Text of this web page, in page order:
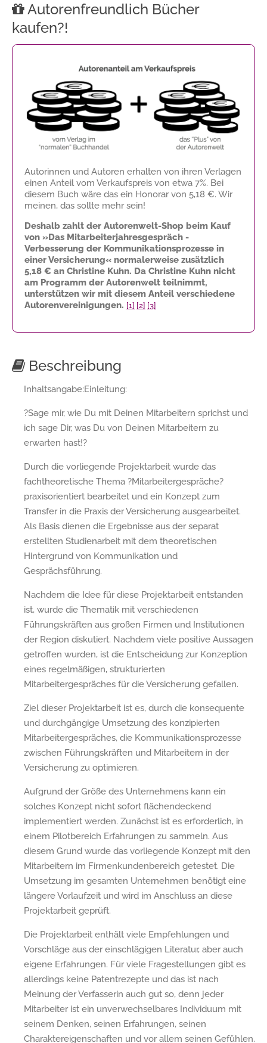
Autorenfreundlich Bücher
kaufen?!
Autorinnen und Autoren erhalten von ihren Verlagen
einen Anteil vom Verkaufspreis von etwa 7%. Bei
diesem Buch wäre das ein Honorar von 5,18 €. Wir
meinen, das sollte mehr sein!
Deshalb zahlt der Autorenwelt-Shop beim Kauf
von »Das Mitarbeiterjahresgespräch -
Verbesserung der Kommunikationsprozesse in
einer Versicherung« normalerweise zusätzlich
5,18 € an Christine Kuhn. Da Christine Kuhn nicht
am Programm der Autorenwelt teilnimmt,
unterstützen wir mit diesem Anteil verschiedene
Autorenvereinigungen. [1] [2] [3]
Beschreibung
Inhaltsangabe:Einleitung:
?Sage mir, wie Du mit Deinen Mitarbeitern sprichst und
ich sage Dir, was Du von Deinen Mitarbeitern zu
erwarten hast!?
Durch die vorliegende Projektarbeit wurde das
fachtheoretische Thema ?Mitarbeitergespräche?
praxisorientiert bearbeitet und ein Konzept zum
Transfer in die Praxis der Versicherung ausgearbeitet.
Als Basis dienen die Ergebnisse aus der separat
erstellten Studienarbeit mit dem theoretischen
Hintergrund von Kommunikation und
Gesprächsführung.
Nachdem die Idee für diese Projektarbeit entstanden
ist, wurde die Thematik mit verschiedenen
Führungskräften aus großen Firmen und Institutionen
der Region diskutiert. Nachdem viele positive Aussagen
getroffen wurden, ist die Entscheidung zur Konzeption
eines regelmäßigen, strukturierten
Mitarbeitergespräches für die Versicherung gefallen.
Ziel dieser Projektarbeit ist es, durch die konsequente
und durchgängige Umsetzung des konzipierten
Mitarbeitergespräches, die Kommunikationsprozesse
zwischen Führungskräften und Mitarbeitern in der
Versicherung zu optimieren.
Aufgrund der Größe des Unternehmens kann ein
solches Konzept nicht sofort flächendeckend
implementiert werden. Zunächst ist es erforderlich, in
einem Pilotbereich Erfahrungen zu sammeln. Aus
diesem Grund wurde das vorliegende Konzept mit den
Mitarbeitern im Firmenkundenbereich getestet. Die
Umsetzung im gesamten Unternehmen benötigt eine
längere Vorlaufzeit und wird im Anschluss an diese
Projektarbeit geprüft.
Die Projektarbeit enthält viele Empfehlungen und
Vorschläge aus der einschlägigen Literatur, aber auch
eigene Erfahrungen. Für viele Fragestellungen gibt es
allerdings keine Patentrezepte und das ist nach
Meinung der Verfasserin auch gut so, denn jeder
Mitarbeiter ist ein unverwechselbares Individuum mit
seinem Denken, seinen Erfahrungen, seinen
Charaktereigenschaften und vor allem seinen Gefühlen.